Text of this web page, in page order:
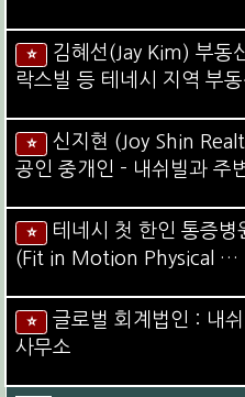
⭐
김혜선(Jay Kim) 부동
락스빌 등 테네시 지역 부
⭐
신지현 (Joy Shin
공인 중개인 - 내쉬빌과 주
⭐
테네시 첫 한인 통증병
(Fit in Motion Physical …
⭐
글로벌 회계법인 : 내쉬
사무소